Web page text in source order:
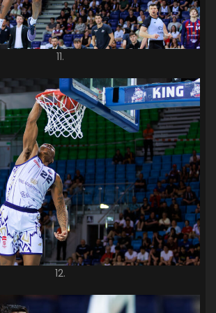
11.
12.